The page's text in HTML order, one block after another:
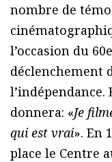
nombre de
l’occasion du
déclenchement
l’indépendance.
donnera: «Je
qui est vrai». En
place le Centre